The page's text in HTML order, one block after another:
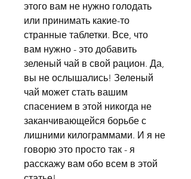
этого вам не нужно голодать
или принимать какие-то
странные таблетки. Все, что
вам нужно - это добавить
зеленый чай в свой рацион. Да,
вы не ослышались! Зеленый
чай может стать вашим
спасением в этой никогда не
заканчивающейся борьбе с
лишними килограммами. И я не
говорю это просто так - я
расскажу вам обо всем в этой